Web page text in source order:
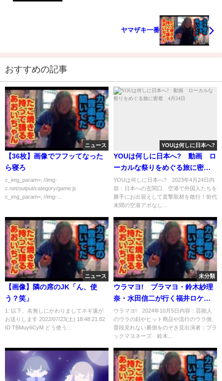
ヤマザキ一番
おすすめの記事
ニュース
【36枚】画像でフフッてなった
ら寝ろ
c_img_param=; //img-
c.net/output/category/game.js
c_img_param=; //img-...
YOUは何しに日本へ?
YOUは何しに日本へ? 動画 ロ
ーカルな祭りをめぐる旅に密
着 4月24日
YOUは何しに日本へ? 2023年4月24日内
容：日本への玄関口、空港で外国人たちを
勝手にお出迎えして直撃取材を敢行！前代
未聞の空港アポなし...
ニュース
【画像】隣の席のJK「ん、使
う？笑」
1: 以下、名無しにかわりましてネギ速が
お送りします 2022/07/23(土) 18:48:21.82
ID:TBMuy6CyM どう使う...
未分類
ウラマヨ! ブラマヨ・鈴木紗理
奈・水田信二が行く福井ロケ
SP 10月5日
ウラマヨ! 2024年10月5日内容：芸能人
のウラの顔やヒット商品や流行のウラ側、
普段見れない裏側をのぞき見出演者：ブラ
ックマヨネーズ 鈴木...